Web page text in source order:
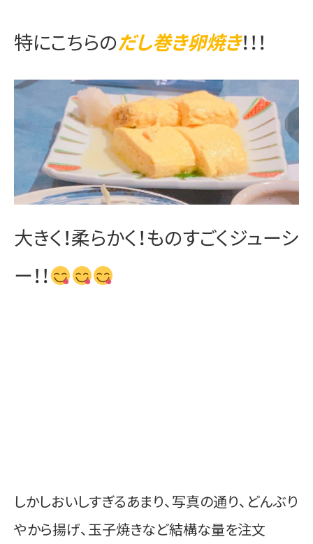
特にこちらのだし巻き卵焼き！！！
大きく！柔らかく！ものすごくジューシ
ー！！
しかしおいしすぎるあまり、写真の通り、どんぶり
やから揚げ、玉子焼きなど結構な量を注文